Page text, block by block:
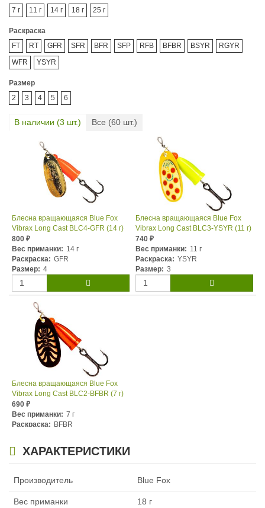
7 г
11 г 14 г 18 г 25 г
Раскраска
FT
RT GFR SFR BFR SFP RFB BFBR BSYR
RGYR
WFR
YSYR
Размер
2
3 4 5 6
В наличии (3 шт.) Все (60 шт.)
Блесна вращающаяся Blue Fox
Vibrax Long Cast BLC4-GFR (14 г)
800 ₽
Вес приманки: 14 г
Раскраска: GFR
Размер: 4
Блесна вращающаяся Blue Fox
Vibrax Long Cast BLC3-YSYR (11 г)
740 ₽
Вес приманки: 11 г
Раскраска: YSYR
Размер: 3
Блесна вращающаяся Blue Fox
Vibrax Long Cast BLC2-BFBR (7 г)
690 ₽
Вес приманки: 7 г
Раскраска: BFBR
ХАРАКТЕРИСТИКИ
Производитель Blue Fox
Вес приманки 18 г